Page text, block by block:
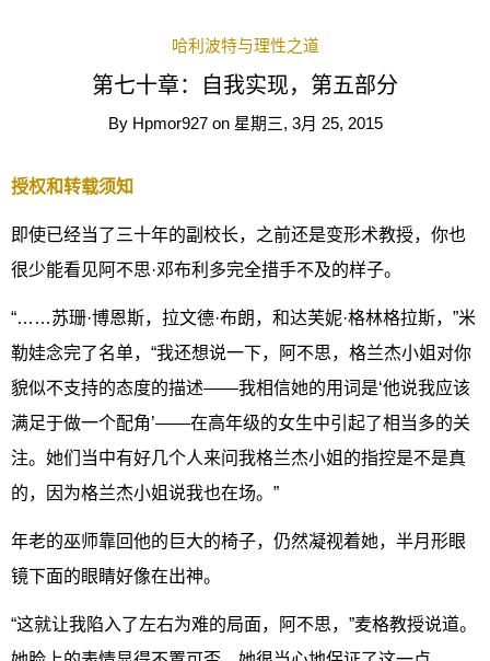
哈利波特与理性之道
第七十章：自我实现，第五部分
By Hpmor927 on 星期三, 3月 25, 2015
授权和转载须知
即使已经当了三十年的副校长，之前还是变形术教授，你也
很少能看见阿不思·邓布利多完全措手不及的样子。
“……苏珊·博恩斯，拉文德·布朗，和达芙妮·格林格拉斯，”米
勒娃念完了名单，“我还想说一下，阿不思，格兰杰小姐对你
貌似不支持的态度的描述——我相信她的用词是‘他说我应该
满足于做一个配角’——在高年级的女生中引起了相当多的关
注。她们当中有好几个人来问我格兰杰小姐的指控是不是真
的，因为格兰杰小姐说我也在场。”
年老的巫师靠回他的巨大的椅子，仍然凝视着她，半月形眼
镜下面的眼睛好像在出神。
“这就让我陷入了左右为难的局面，阿不思，”麦格教授说道。